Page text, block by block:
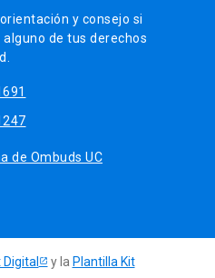
y consejo si
de tus derechos
de Ombuds UC
Digital y la Plantilla Kit